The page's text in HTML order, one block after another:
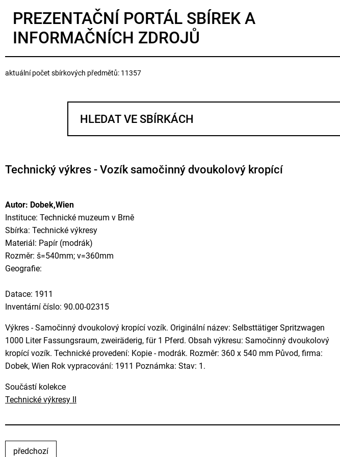
PREZENTAČNÍ PORTÁL SBÍREK A
INFORMAČNÍCH ZDROJŮ
aktuální počet sbírkových předmětů: 11357
Technický výkres - Vozík samočinný dvoukolový kropící
Autor: Dobek,Wien
Instituce: Technické muzeum v Brně
Sbírka: Technické výkresy
Materiál: Papír (modrák)
Rozměr: š=540mm; v=360mm
Geografie:
Datace: 1911
Inventární číslo: 90.00-02315
Výkres - Samočinný dvoukolový kropící vozík. Originální název: Selbsttätiger Spritzwagen
1000 Liter Fassungsraum, zweiräderig, für 1 Pferd. Obsah výkresu: Samočinný dvoukolový
kropící vozík. Technické provedení: Kopie - modrák. Rozměr: 360 x 540 mm Původ, firma:
Dobek, Wien Rok vypracování: 1911 Poznámka: Stav: 1.
Součástí kolekce
Technické výkresy II
předchozí